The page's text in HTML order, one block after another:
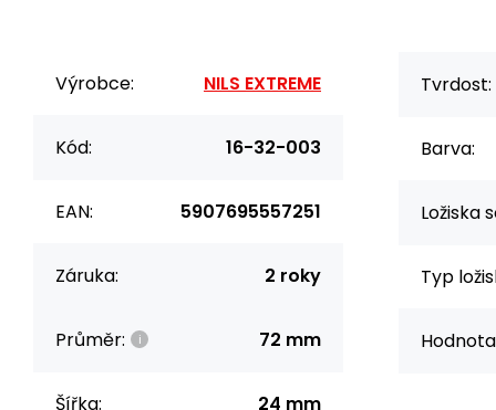
Výrobce: NILS EXTREME
Kód: 16-32-003
EAN: 5907695557251
Záruka: 2 roky
Průměr: 72 mm
Šířka: 24 mm
Tvrdost:
Barva:
Ložiska
Typ